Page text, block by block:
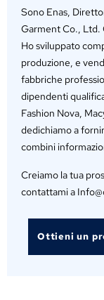
Sono Enas,
Garment Co., Ltd.
Ho sviluppato
produzione, e
fabbriche
dipendenti
Fashion Nova,
dedichiamo a
combini
Creiamo la tua
contattami a
Ottieni un